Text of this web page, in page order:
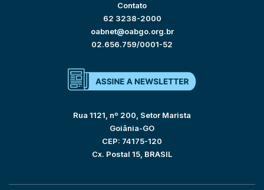
Contato
62 3238-2000
oabnet@oabgo.org.br
02.656.759/0001-52
Rua 1121, nº 200, Setor Marista
Goiânia-GO
CEP: 74175-120
Cx. Postal 15, BRASIL